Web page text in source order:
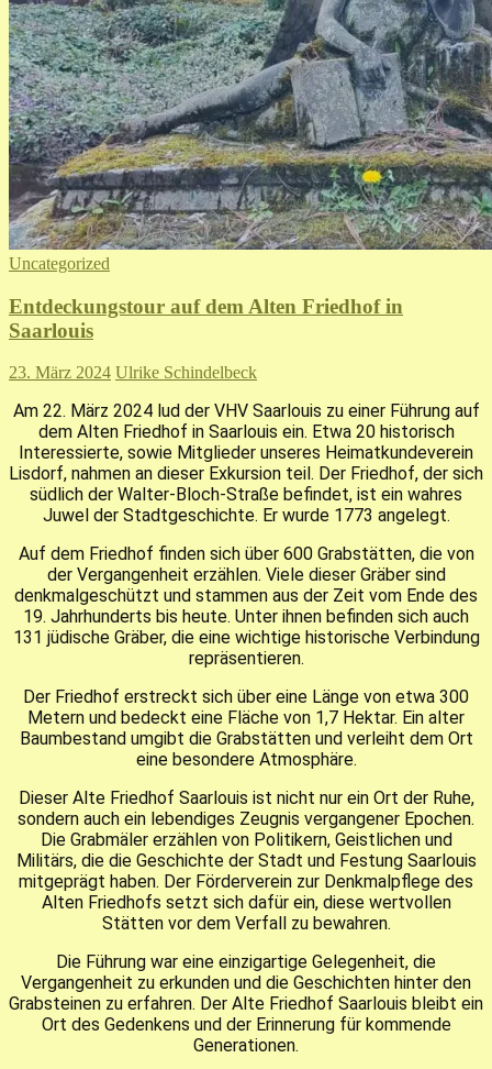
Uncategorized
Entdeckungstour auf dem Alten Friedhof in
Saarlouis
23. März 2024 Ulrike Schindelbeck
Am 22. März 2024 l ud der VHV Saarlouis zu einer Führung auf
dem Alten Friedhof in Saarlouis ein. Etwa 20 historisch
Interessierte, sowie Mitglieder unseres Heimatkundeverein
Lisdorf, nahmen an dieser Exkursion teil. Der Friedhof, der sich
südlich der Walter-Bloch-Straße befindet, ist ein wahres
Juwel der Stadtgeschichte. Er wurde 1773 angelegt.
Auf dem Friedhof finden sich über 600 Grabstätten, die von
der Vergangenheit erzählen. Viele dieser Gräber sind
denkmalgeschützt und stammen aus der Zeit vom Ende des
19. Jahrhunderts bis heute. Unter ihnen befinden sich auch
131 jüdische Gräber, die eine wichtige historische Verbindung
repräsentieren.
Der Friedhof erstreckt sich über eine Länge von etwa 300
Metern und bedeckt eine Fläche von 1,7 Hektar. Ein alter
Baumbestand umgibt die Grabstätten und verleiht dem Ort
eine besondere Atmosphäre.
Dieser Alte Friedhof Saarlouis ist nicht nur ein Ort der Ruhe,
sondern auch ein lebendiges Zeugnis vergangener Epochen.
Die Grabmäler erzählen von Politikern, Geistlichen und
Militärs, die die Geschichte der Stadt und Festung Saarlouis
mitgeprägt haben. Der Förderverein zur Denkmalpflege des
Alten Friedhofs setzt sich dafür ein, diese wertvollen
Stätten vor dem Verfall zu bewahren.
Die Führung war eine einzigartige Gelegenheit, die
Vergangenheit zu erkunden und die Geschichten hinter den
Grabsteinen zu erfahren. Der Alte Friedhof Saarlouis bleibt ein
Ort des Gedenkens und der Erinnerung für kommende
Generationen.